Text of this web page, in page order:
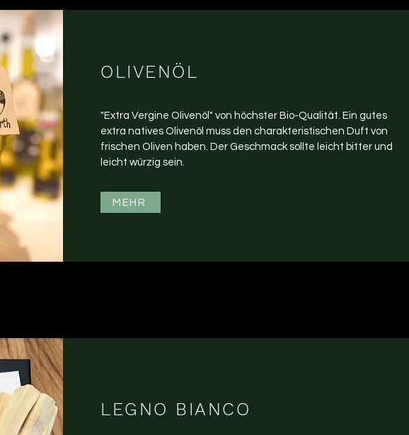
OLIO DI OLIVA
Olio extra vergine di Oliva deve avere il caratteristico profumo di
olive fresche. Il sapore deve essere leggermente amaro e
leggermente piccante.
DI PIÙ
LEGNO BIANCO
OLIVENÖL
"Extra Vergine Olivenöl" von höchster Bio-Qualität. Ein gutes
extra natives Olivenöl muss den charakteristischen Duft von
frischen Oliven haben. Der Geschmack sollte leicht bitter und
leicht würzig sein.
MEHR